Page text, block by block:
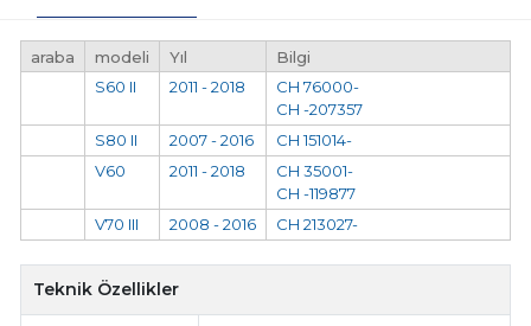
araba modeli Yıl
Bilgi
S60 II
2011 - 2018
CH 76000-
CH -207357
S80 II
2007 - 2016
CH 151014-
V60
2011 - 2018
CH 35001-
CH -119877
V70 III
2008 - 2016 CH 213027-
Teknik Özellikler